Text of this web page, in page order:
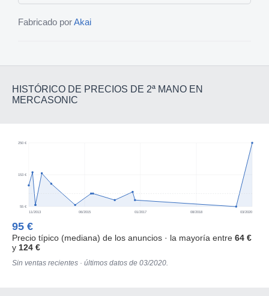
Fabricado porAkai
HISTÓRICO DE PRECIOS DE 2ª MANO EN
MERCASONIC
55 €
153 €
250 €
11/2013 06/2015 01/2017 08/2018 03/2020
95 €
Precio típico (mediana) de los anuncios · la mayoría entre 64 €
y 124 €
Sin ventas recientes · últimos datos de 03/2020.